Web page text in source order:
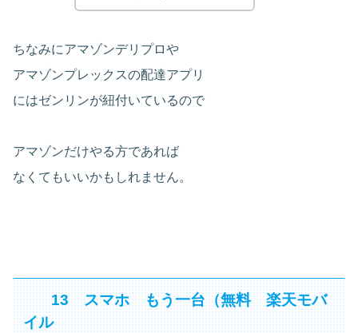
ちなみにアマゾンデリプロや
アマゾンプレックスの配達アプリ
にはゼンリンが紐付いているので
アマゾンだけやる方であれば
なくてもいいかもしれません。
13 スマホ もう一台（無料 楽天モバ
イル